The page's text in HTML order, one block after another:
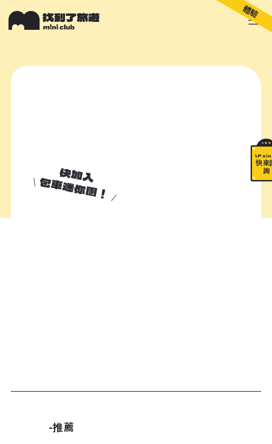
\
快來
詢
體驗
快加入
包車迷你團！
-推薦